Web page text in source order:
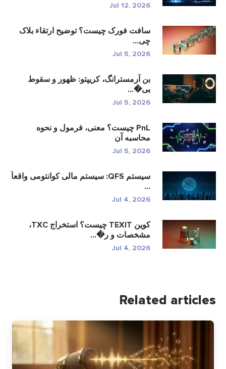
Jul 12, 2026
سافت فورک چیست؟ توضیح ارتقاء بلاک
چی...
Jul 5, 2026
بن آرمسترانگ، کریپتو: ظهور و سقوط
بی�...
Jul 5, 2026
PnL چیست؟ معنی، فرمول و نحوه
محاسبه آن
Jul 5, 2026
سیستم QFS: سیستم مالی کوانتومی واقعاً
...
Jul 4, 2026
کوین TEXIT چیست؟ استخراج TXC،
مشخصات و ر�...
Jul 4, 2026
Related articles